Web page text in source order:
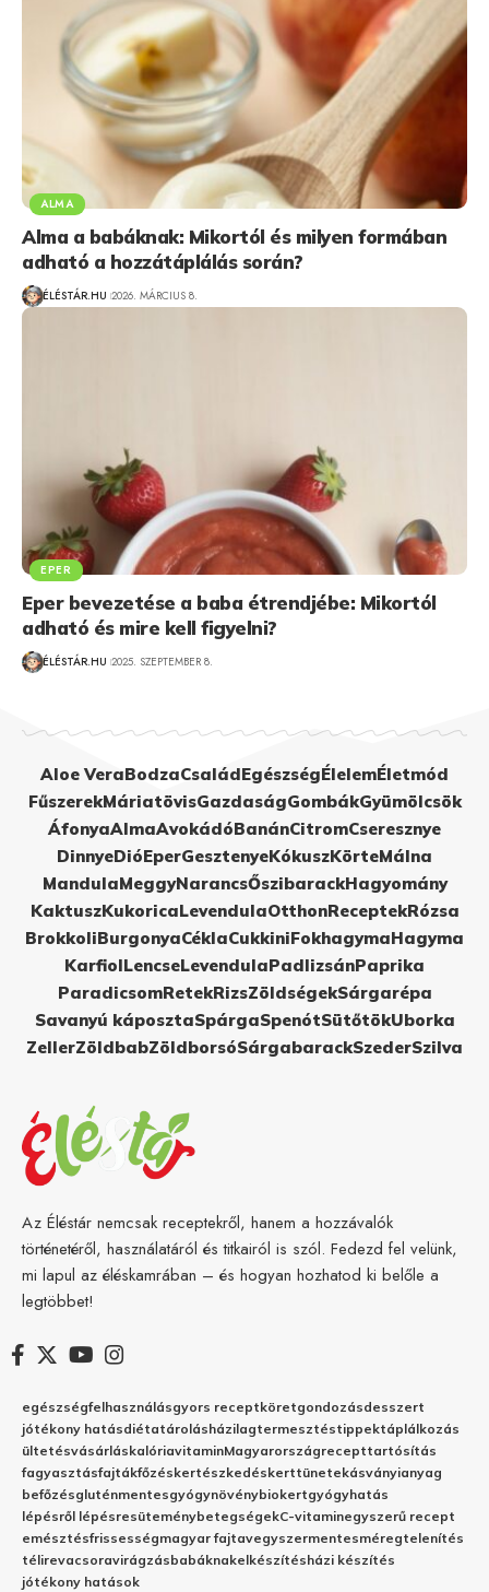
ALMA
Alma a babáknak: Mikortól és milyen formában
adható a hozzátáplálás során?
ÉLÉSTÁR.HU 2026. MÁRCIUS 8.
EPER
Eper bevezetése a baba étrendjébe: Mikortól
adható és mire kell figyelni?
ÉLÉSTÁR.HU 2025. SZEPTEMBER 8.
Aloe VeraBodzaCsaládEgészségÉlelemÉletmód
FűszerekMáriatövisGazdaságGombákGyümölcsök
ÁfonyaAlmaAvokádóBanánCitromCseresznye
DinnyeDióEperGesztenyeKókuszKörteMálna
MandulaMeggyNarancsŐszibarackHagyomány
KaktuszKukoricaLevendulaOtthonReceptekRózsa
BrokkoliBurgonyaCéklaCukkiniFokhagymaHagyma
KarfiolLencseLevendulaPadlizsánPaprika
ParadicsomRetekRizsZöldségekSárgarépa
Savanyú káposztaSpárgaSpenótSütőtökUborka
ZellerZöldbabZöldborsóSárgabarackSzederSzilva
Az Éléstár nemcsak receptekről, hanem a hozzávalók
történetéről, használatáról és titkairól is szól. Fedezd fel velünk,
mi lapul az éléskamrában – és hogyan hozhatod ki belőle a
legtöbbet!
egészségfelhasználásgyors receptköretgondozásdesszert
jótékony hatásdiétatárolásházilagtermesztéstippektáplálkozás
ültetésvásárláskalóriavitaminMagyarországrecepttartósítás
fagyasztásfajtákfőzéskertészkedéskerttünetekásványianyag
befőzésgluténmentesgyógynövénybiokertgyógyhatás
lépésről lépésresüteménybetegségekC-vitaminegyszerű recept
emésztésfrissességmagyar fajtavegyszermentesméregtelenítés
télirevacsoravirágzásbabáknakelkészítésházi készítés
jótékony hatások